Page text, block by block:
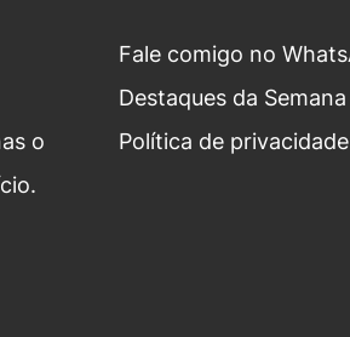
o
Fale comigo no
Destaques da Semana
Política de privacidade